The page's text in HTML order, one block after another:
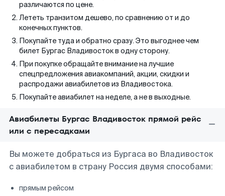
различаются по цене.
Лететь транзитом дешево, по сравнению от и до
конечных пунктов.
Покупайте туда и обратно сразу. Это выгоднее чем
билет Бургас Владивосток в одну сторону.
При покупке обращайте внимание на лучшие
спецпредложения авиакомпаний, акции, скидки и
распродажи авиабилетов из Владивостока.
Покупайте авиабилет на неделе, а не в выходные.
Авиабилеты Бургас Владивосток прямой рейс
или с пересадками
Вы можете добраться из Бургаса во Владивосток
с авиабилетом в страну Россия двумя способами:
прямым рейсом